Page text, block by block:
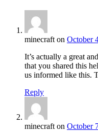
minecrafton October
It’s actually a great
that you shared this
us informed like this.
Reply
minecrafton October